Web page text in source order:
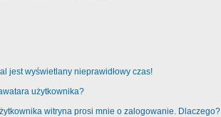
jest wyświetlany nieprawidłowy czas!
użytkownika?
witryna prosi mnie o zalogowanie. Dlaczego?